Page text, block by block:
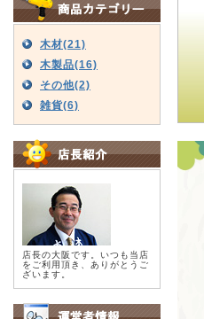
木材(21)
木製品(16)
その他(2)
雑貨(6)
店長の大阪です。いつも当店
をご利用頂き、ありがとうご
ざいます。